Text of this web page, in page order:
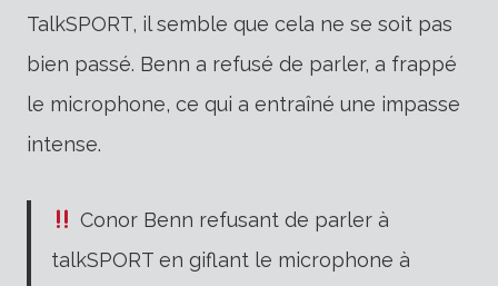
TalkSPORT, il semble que cela ne se soit pas
bien passé. Benn a refusé de parler, a frappé
le microphone, ce qui a entraîné une impasse
intense.
Conor Benn refusant de parler à
talkSPORT en giflant le microphone à